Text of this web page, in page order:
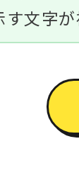
文字が